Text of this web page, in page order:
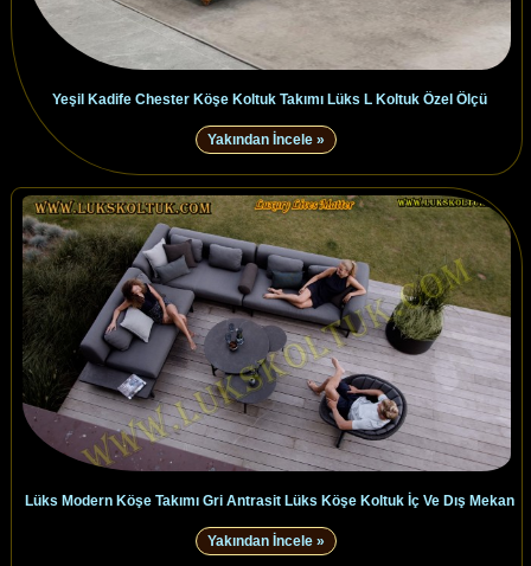
Yeşil Kadife Chester Köşe Koltuk Takımı Lüks L Koltuk Özel Ölçü
Yakından İncele »
Lüks Modern Köşe Takımı Gri Antrasit Lüks Köşe Koltuk İç Ve Dış Mekan
Yakından İncele »